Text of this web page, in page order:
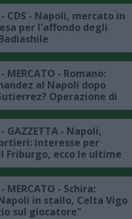
- CDS - Napoli, mercato in
per l'affondo degli
MERCATO - Romano:
al Napoli dopo
Operazione di
fuori mercato per
- GAZZETTA - Napoli,
interesse per
Friburgo, ecco le ultime
MERCATO - Schira:
in stallo, Celta Vigo
sul giocatore"